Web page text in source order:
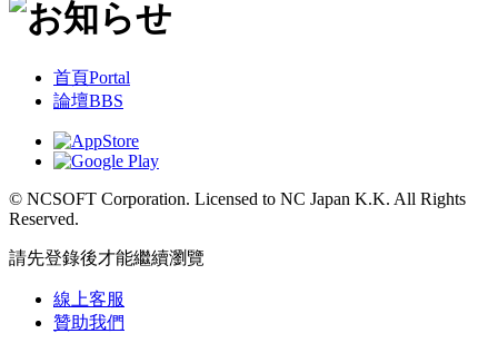
首頁Portal
論壇BBS
© NCSOFT Corporation. Licensed to NC Japan K.K. All Rights
Reserved.
請先登錄後才能繼續瀏覽
線上客服
贊助我們